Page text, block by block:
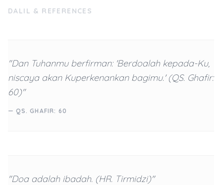
DALIL & REFERENCES
"Dan Tuhanmu berfirman: 'Berdoalah kepada-Ku,
niscaya akan Kuperkenankan bagimu.' (QS. Ghafir:
60)"
— QS. GHAFIR: 60
"Doa adalah ibadah. (HR. Tirmidzi)"